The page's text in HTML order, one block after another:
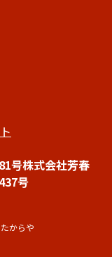
号株式会社芳春
号
からや